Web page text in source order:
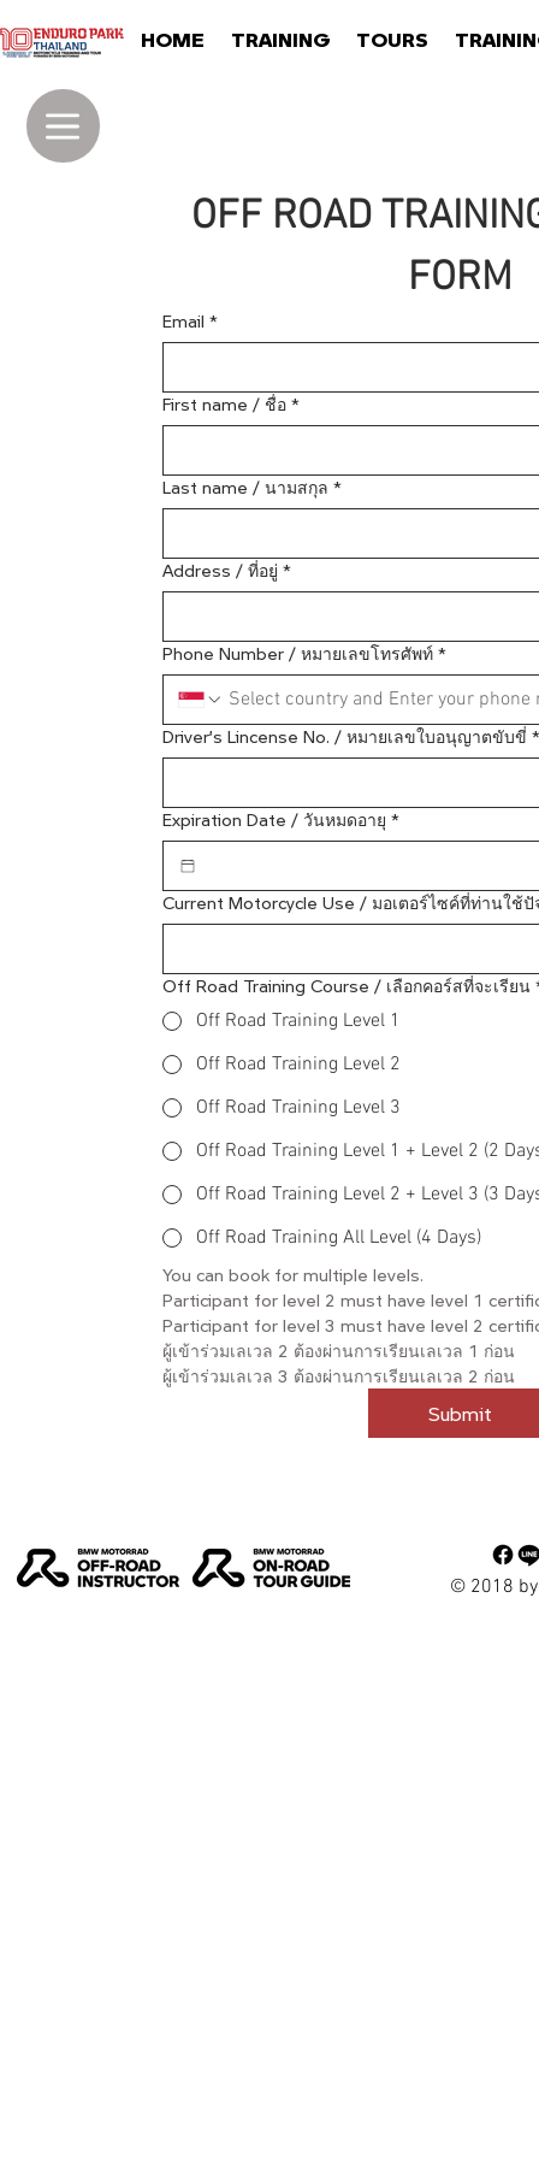
HOME TRAINING TOURS
OFF ROAD
FORM
Email *
First name / ชื่อ*
Last name / นามสกุล *
Address / ที่อยู่ *
Phone Number / หมายเลขโทรศัพท์*
Driver’s Lincense No. / หมายเลขใบอนุญาตขับขี่ *
Expiration Date / วันหมดอายุ *
Current Motorcycle Use / มอเตอร์ไซค์ที่ท่านใช้
Off Road Training Course / เลือกคอร์สที่จะเรียน
Off Road Training Level 1
Off Road Training Level 2
Off Road Training Level 3
Off Road Training Level 1 + Level 2 (2
Off Road Training Level 2 + Level 3 (3
Off Road Training All Level (4 Days)
You can book for multiple levels.
Participant for level 2 must have level 1
Participant for level 3 must have level 2
ผู้เข้าร่วมเลเวล 2 ต้องผ่านการเรียนเลเวล 1 ก่อน
ผู้เข้าร่วมเลเวล 3 ต้องผ่านการเรียนเลเวล 2 ก่อน
Submit
© 2018